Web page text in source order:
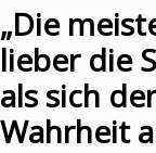
„Die
lieber die
als sich
Wahrheit